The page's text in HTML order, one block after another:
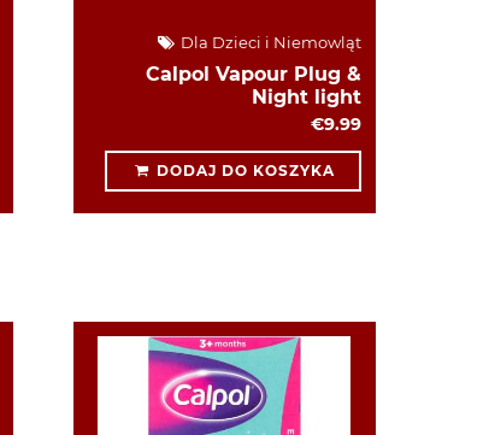
Dla Dzieci i Niemowląt
Calpol Vapour Plug &
Night light
€9.99
DODAJ DO KOSZYKA